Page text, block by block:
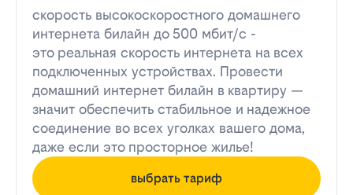
скорость высокоскоростного домашнего
интернета билайн до 500 мбит/с -
это реальная скорость интернета на всех
подключенных устройствах. Провести
домашний интернет билайн в квартиру —
значит обеспечить стабильное и надежное
соединение во всех уголках вашего дома,
даже если это просторное жилье!
выбрать тариф